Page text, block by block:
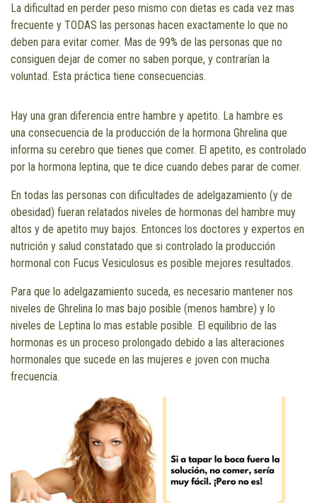
La dificultad en perder peso mismo con dietas es cada vez mas
frecuente y TODAS las personas hacen exactamente lo que no
deben para evitar comer. Mas de 99% de las personas que no
consiguen dejar de comer no saben porque, y contrarían la
voluntad. Esta práctica tiene consecuencias.
Hay una gran diferencia entre hambre y apetito. La hambre es
una consecuencia de la producción de la hormona Ghrelina que
informa su cerebro que tienes que comer. El apetito, es controlado
por la hormona leptina, que te dice cuando debes parar de comer.
En todas las personas con dificultades de adelgazamiento (y de
obesidad) fueran relatados niveles de hormonas del hambre muy
altos y de apetito muy bajos. Entonces los doctores y expertos en
nutrición y salud constatado que si controlado la producción
hormonal con Fucus Vesiculosus es posible mejores resultados.
Para que lo adelgazamiento suceda, es necesario mantener nos
niveles de Ghrelina lo mas bajo posible (menos hambre) y lo
niveles de Leptina lo mas estable posible. El equilibrio de las
hormonas es un proceso prolongado debido a las alteraciones
hormonales que sucede en las mujeres e joven con mucha
frecuencia.